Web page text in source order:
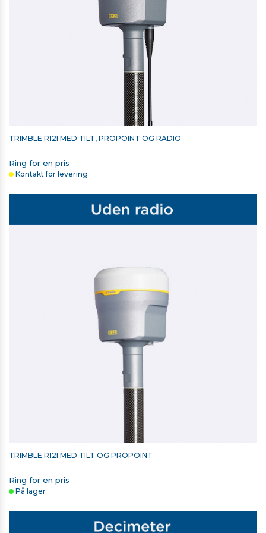
TRIMBLE RADIOMODUL 2,4 GHZ TIL
T7/TSC5/TSC510/TSC7/TSC710/T110
11.588,00 kr. ekskl. moms
TRIMBLE TSC7/TSC5/TSC510/TSC710 STYLUS SPIDS
TRIMBLE R12I MED TILT, PROPOINT OG RADIO
Ring for en pris
Kontakt for levering
TRIMBLE R12I MED TILT OG PROPOINT
Ring for en pris
På lager